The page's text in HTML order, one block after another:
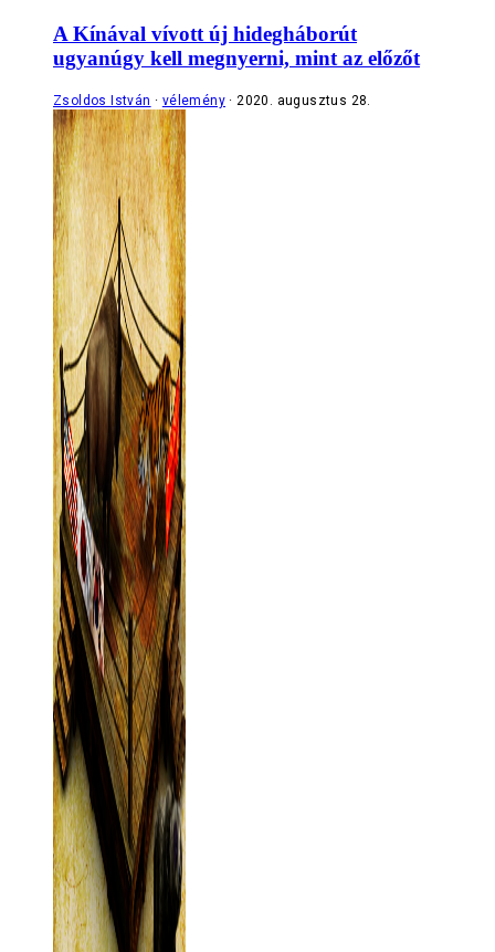
A Kínával vívott új hidegháborút
ugyanúgy kell megnyerni, mint az előzőt
Zsoldos István vélemény 2020. augusztus 28.